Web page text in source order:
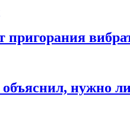
объяснил, нужно